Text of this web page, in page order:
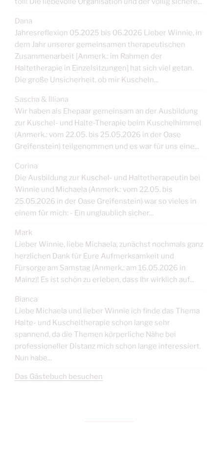
Dana
Jahresreflexion 05.2025 bis 06.2026 Lieber Winnie, in
dem Jahr unserer gemeinsamen therapeutischen
Zusammenarbeit [Anmerk.: im Rahmen der
Haltetherapie in Einzelsitzungen] hat sich viel getan.
Die große Unsicherheit, ob mir Kuscheln...
Sascha & Illiana
Wir haben als Ehepaar gemeinsam an der Ausbildung
zur Kuschel- und Halte-Therapie beim Kuschelhimmel
(Anmerk.: vom 22.05. bis 25.05.2026 in der Oase
Greifenstein) teilgenommen und es war für uns eine...
Corina
Die Ausbildung zur Kuschel- und Haltetherapeutin bei
Winnie und Michaela (Anmerk.: vom 22.05. bis
25.05.2026 in der Oase Greifenstein) war so vieles in
einem für mich: - Ein unglaublich sicher...
Mark
Lieber Winnie, liebe Michaela, zunächst nochmals ganz
herzlichen Dank für Eure Aufmerksamkeit und
Fürsorge am Samstag (Anmerk.: am 16.05.2026 in
Mainz)! Es ist schön zu erleben, dass Ihr wirklich auf...
Bianca
Liebe Michaela und lieber Winnie ich finde das Thema
Halte- und Kuscheltherapie schon lange sehr
spannend, da die Themen körperliche Nähe bei
professioneller Distanz mich schon lange interessiert.
Nun habe...
Das Gästebuch besuchen